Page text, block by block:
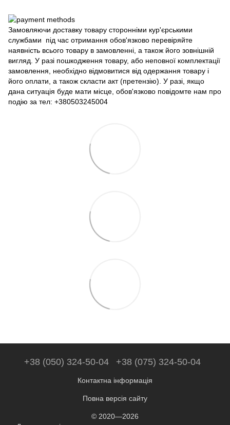
Замовляючи доставку товару сторонніми кур'єрськими
службами під час отримання обов'язково перевіряйте
наявність всього товару в замовленні, а також його зовнішній
вигляд. У разі пошкодження товару, або неповної комплектації
замовлення, необхідно відмовитися від одержання товару і
його оплати, а також скласти акт (претензію). У разі, якщо
дана ситуація буде мати місце, обов'язково повідомте нам про
подію за тел: +380503245004
+38 (050) 324-50-04 +38 (075) 324-50-04
Контактна інформація
Повна версія сайту
© 2020—2026